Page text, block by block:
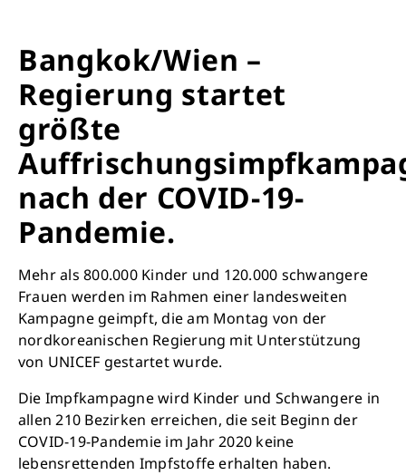
Bangkok/Wien –
Regierung startet
größte
nach der COVID-19-
Pandemie.
Mehr als 800.000 Kinder und 120.000 schwangere
Frauen werden im Rahmen einer landesweiten
Kampagne geimpft, die am Montag von der
nordkoreanischen Regierung mit Unterstützung
von UNICEF gestartet wurde.
Die Impfkampagne wird Kinder und Schwangere in
allen 210 Bezirken erreichen, die seit Beginn der
COVID-19-Pandemie im Jahr 2020 keine
lebensrettenden Impfstoffe erhalten haben.